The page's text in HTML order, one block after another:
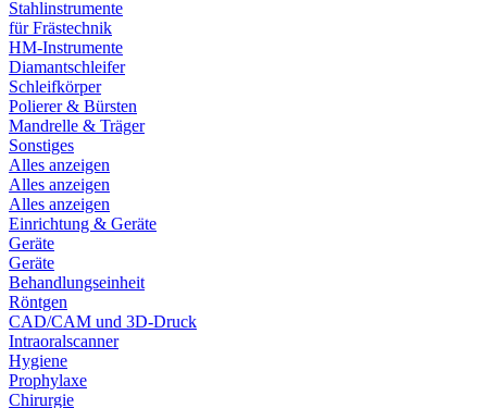
Stahlinstrumente
für Frästechnik
HM-Instrumente
Diamantschleifer
Schleifkörper
Polierer & Bürsten
Mandrelle & Träger
Sonstiges
Alles anzeigen
Alles anzeigen
Alles anzeigen
Einrichtung & Geräte
Geräte
Geräte
Behandlungseinheit
Röntgen
CAD/CAM und 3D-Druck
Intraoralscanner
Hygiene
Prophylaxe
Chirurgie